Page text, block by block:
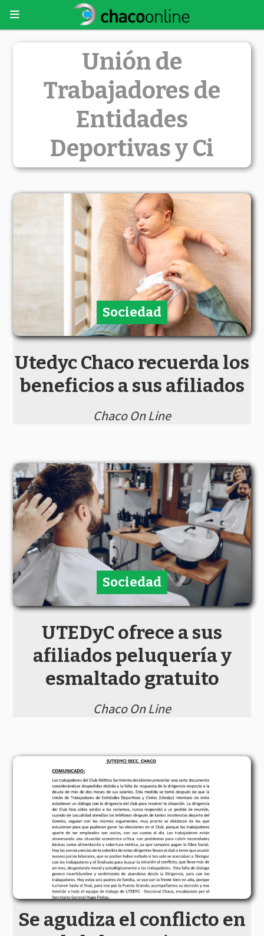
Unión de
Trabajadores de
Entidades
Deportivas y Ci
Utedyc Chaco recuerda los
beneficios a sus afiliados
Chaco On Line
Sociedad
UTEDyC ofrece a sus
afiliados peluquería y
esmaltado gratuito
Chaco On Line
Sociedad
Se agudiza el conflicto en